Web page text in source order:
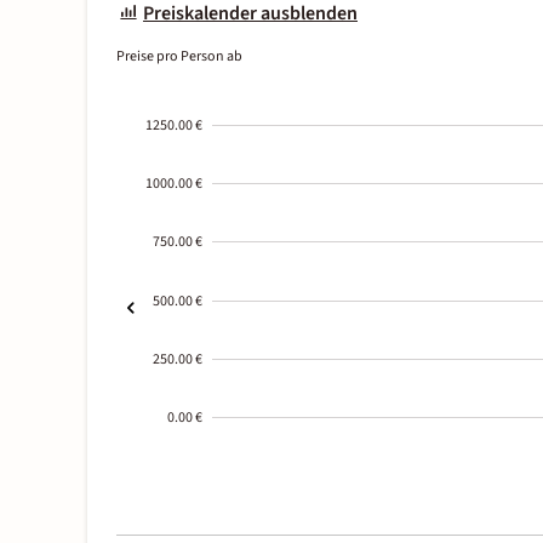
Preiskalender ausblenden
Preise pro Person ab
1250.00 €
1000.00 €
750.00 €
500.00 €
250.00 €
0.00 €
01-02